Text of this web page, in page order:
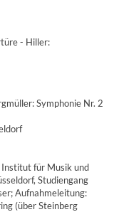
- Hiller:
Symphonie Nr. 2
Institut für Musik und
Studiengang
Aufnahmeleitung:
(über Steinberg